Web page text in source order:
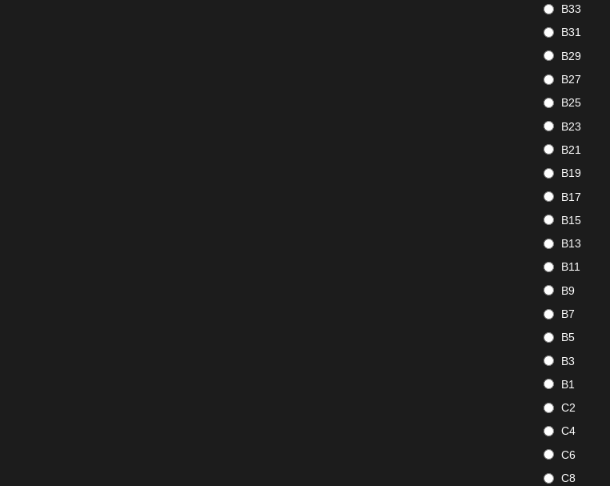
B33
B31
B29
B27
B25
B23
B21
B19
B17
B15
B13
B11
B9
B7
B5
B3
B1
C2
C4
C6
C8